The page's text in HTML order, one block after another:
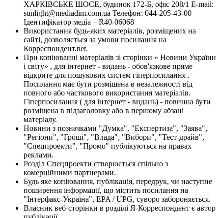
ХАРКІВСЬКЕ ШОСЕ, будинок 172-Б, офіс 208/1 E-mail:
sunlight@mediadim.com.ua Телефон: 044-205-43-00
Ідентифікатор медіа – R40-06068
Використання будь-яких матеріалів, розміщених на
сайті, дозволяється за умови посилання на
Корреспондент.net.
При копіюванні матеріалів зі сторінки « Новини України
і світу» , для інтернет - видань - обов'язкове пряме
відкрите для пошукових систем гіперпосилання .
Посилання має бути розміщена в незалежності від
повного або часткового використання матеріалів.
Гіперпосилання ( для інтернет - видань) - повинна бути
розміщена в підзаголовку або в першому абзаці
матеріалу.
Новини з позначками "Думка", "Експертиза", "Заява",
"Регіони", "Гроші", "Влада", "Вибори", "Тест-драйв",
"Спецпроекти", "Промо" публікуються на правах
реклами.
Розділ Спецпроекти створюється спільно з
комерційними партнерами.
Будь яке копіювання, публікація, передрук, чи наступне
поширення інформації, що містить посилання на
"Інтерфакс-Україна", EPA / UPG, суворо забороняється.
Власник веб-сторінки в розділі Я-Корреспондент є автор